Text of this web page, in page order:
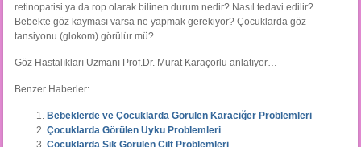
retinopatisi ya da rop olarak bilinen durum nedir? Nasıl tedavi edilir?
Bebekte göz kayması varsa ne yapmak gerekiyor? Çocuklarda göz
tansiyonu (glokom) görülür mü?
Göz Hastalıkları Uzmanı Prof.Dr. Murat Karaçorlu anlatıyor…
Benzer Haberler:
Bebeklerde ve Çocuklarda Görülen Karaciğer Problemleri
Çocuklarda Görülen Uyku Problemleri